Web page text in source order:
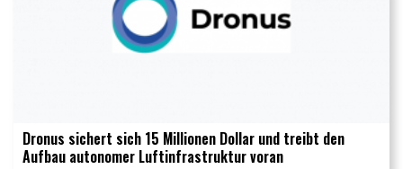
Niedrigwasserereignisse zu machen."
Dronus sichert sich 15 Millionen Dollar und treibt den
Aufbau autonomer Luftinfrastruktur voran